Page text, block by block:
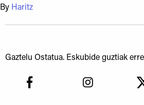
By Haritz
Gaztelu Ostatua. Eskubide guztiak